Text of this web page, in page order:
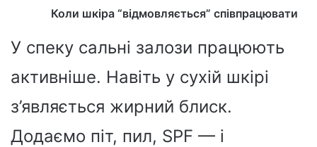
Коли шкіра “відмовляється” співпрацювати
У спеку сальні залози працюють
активніше. Навіть у сухій шкірі
з’являється жирний блиск.
Додаємо піт, пил, SPF — і